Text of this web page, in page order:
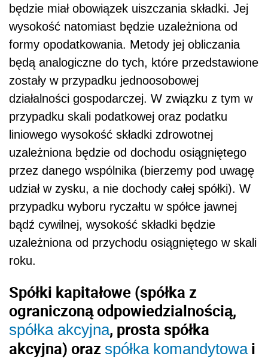
będzie miał obowiązek uiszczania składki. Jej
wysokość natomiast będzie uzależniona od
formy opodatkowania. Metody jej obliczania
będą analogiczne do tych, które przedstawione
zostały w przypadku jednoosobowej
działalności gospodarczej. W związku z tym w
przypadku skali podatkowej oraz podatku
liniowego wysokość składki zdrowotnej
uzależniona będzie od dochodu osiągniętego
przez danego wspólnika (bierzemy pod uwagę
udział w zysku, a nie dochody całej spółki). W
przypadku wyboru ryczałtu w spółce jawnej
bądź cywilnej, wysokość składki będzie
uzależniona od przychodu osiągniętego w skali
roku.
Spółki kapitałowe (spółka z
ograniczoną odpowiedzialnością,
spółka akcyjna, prosta spółka
akcyjna) oraz spółka komandytowai